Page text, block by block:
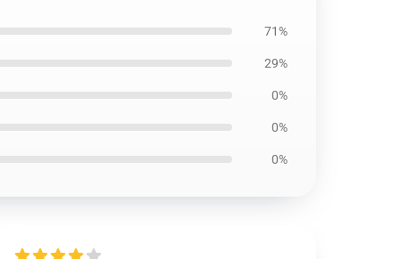
71%
29%
0%
0%
0%